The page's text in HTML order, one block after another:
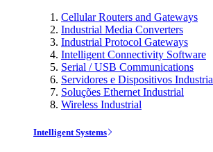
Cellular Routers and Gateways
Industrial Media Converters
Industrial Protocol Gateways
Intelligent Connectivity Software
Serial / USB Communications
Servidores e Dispositivos
Soluções Ethernet Industrial
Wireless Industrial
Intelligent Systems